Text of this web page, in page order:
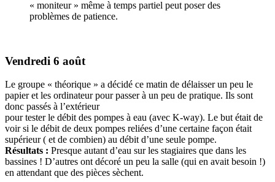
« moniteur » même à temps partiel peut poser des
problèmes de patience.
Vendredi 6 août
Le groupe « théorique » a décidé ce matin de délaisser un peu le
papier et les ordinateur pour passer à un peu de pratique. Ils sont
donc passés à l’extérieur
pour tester le débit des pompes à eau (avec K-way). Le but était de
voir si le débit de deux pompes reliées d’une certaine façon était
supérieur ( et de combien) au débit d’une seule pompe.
Résultats : Presque autant d’eau sur les stagiaires que dans les
bassines ! D’autres ont décoré un peu la salle (qui en avait besoin !)
en attendant que des pièces sèchent.